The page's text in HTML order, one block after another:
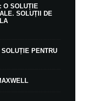
O SOLUȚIE
SOLUȚII DE
PENTRU